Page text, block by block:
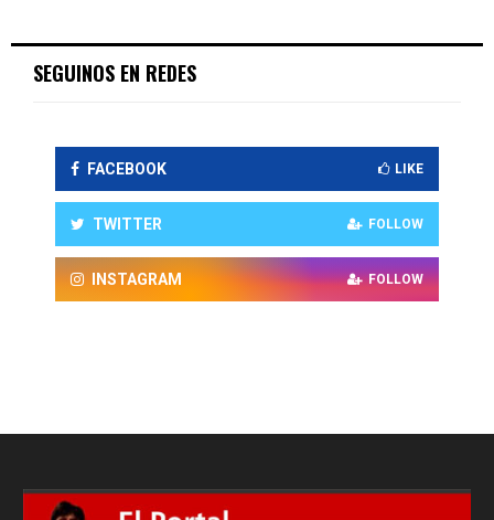
SEGUINOS EN REDES
FACEBOOK LIKE
TWITTER FOLLOW
INSTAGRAM FOLLOW